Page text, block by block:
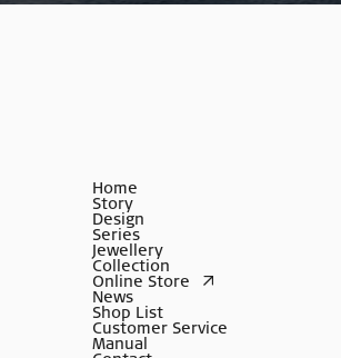
Home
Story
Design
Series
Jewellery
Collection
Online Store
News
Shop List
Customer Service
Manual